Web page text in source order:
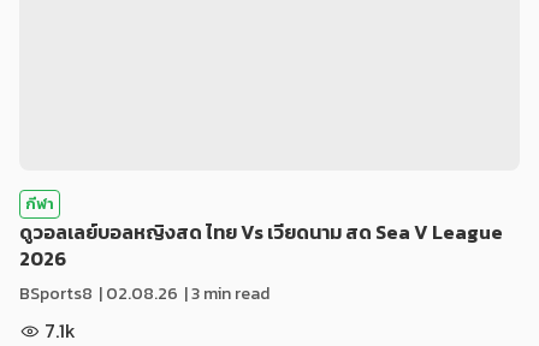
กีฬา
ดูวอลเลย์บอลหญิงสด ไทย Vs เวียดนาม สด Sea V League
2026
BSports8 |02.08.26 | 3 min read
7.1k